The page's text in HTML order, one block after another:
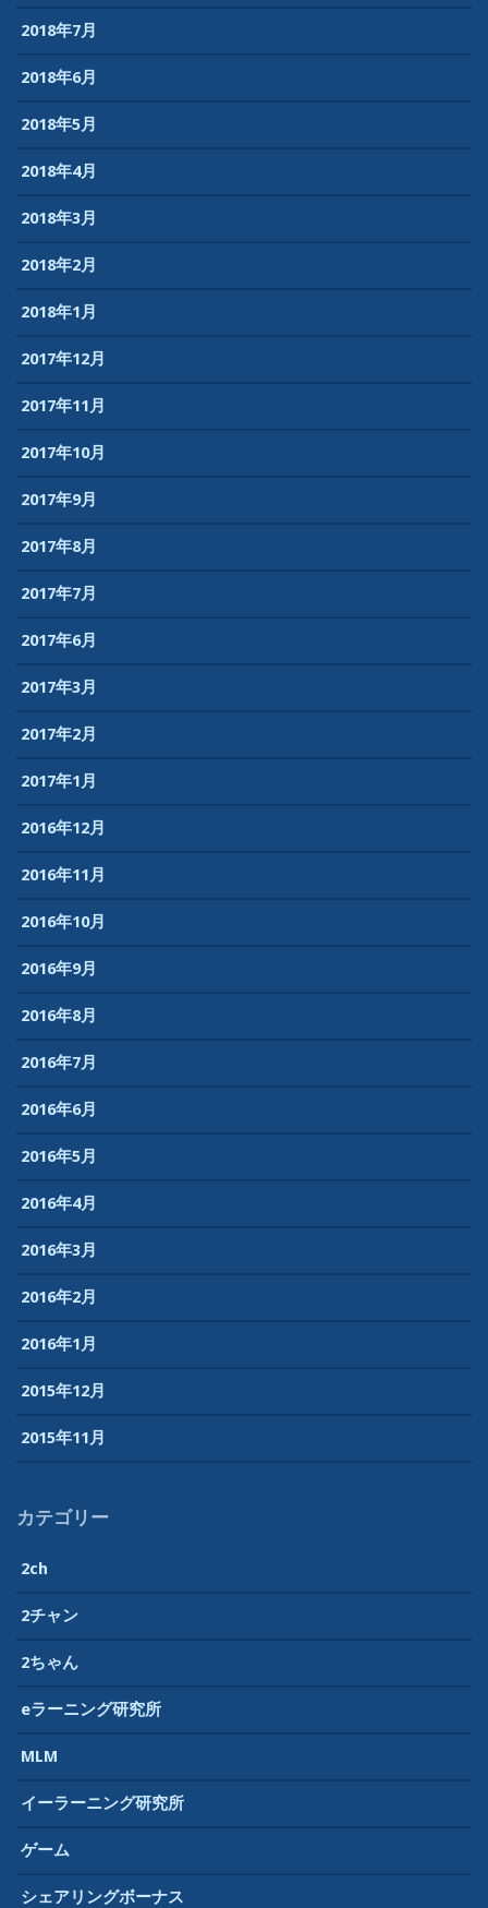
2018年7月
2018年6月
2018年5月
2018年4月
2018年3月
2018年2月
2018年1月
2017年12月
2017年11月
2017年10月
2017年9月
2017年8月
2017年7月
2017年6月
2017年3月
2017年2月
2017年1月
2016年12月
2016年11月
2016年10月
2016年9月
2016年8月
2016年7月
2016年6月
2016年5月
2016年4月
2016年3月
2016年2月
2016年1月
2015年12月
2015年11月
カテゴリー
2ch
2チャン
2ちゃん
eラーニング研究所
MLM
イーラーニング研究所
ゲーム
シェアリングボーナス